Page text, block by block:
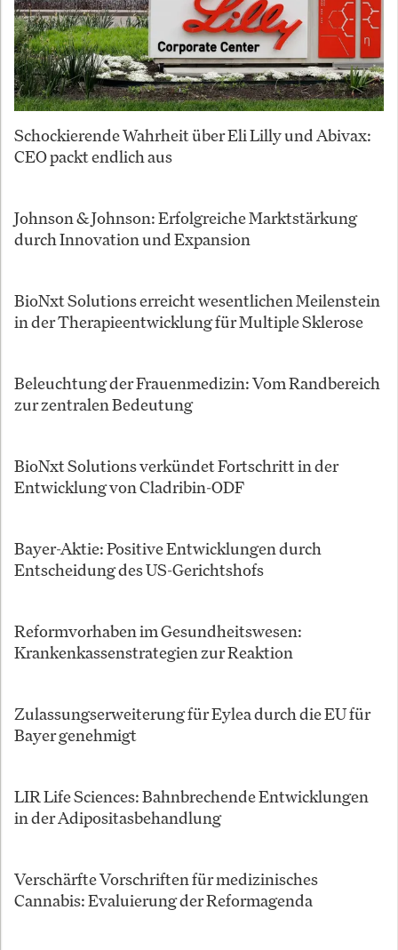
Schockierende Wahrheit über Eli Lilly und Abivax:
CEO packt endlich aus
Johnson & Johnson: Erfolgreiche Marktstärkung
durch Innovation und Expansion
BioNxt Solutions erreicht wesentlichen Meilenstein
in der Therapieentwicklung für Multiple Sklerose
Beleuchtung der Frauenmedizin: Vom Randbereich
zur zentralen Bedeutung
BioNxt Solutions verkündet Fortschritt in der
Entwicklung von Cladribin-ODF
Bayer-Aktie: Positive Entwicklungen durch
Entscheidung des US-Gerichtshofs
Reformvorhaben im Gesundheitswesen:
Krankenkassenstrategien zur Reaktion
Zulassungserweiterung für Eylea durch die EU für
Bayer genehmigt
LIR Life Sciences: Bahnbrechende Entwicklungen
in der Adipositasbehandlung
Verschärfte Vorschriften für medizinisches
Cannabis: Evaluierung der Reformagenda